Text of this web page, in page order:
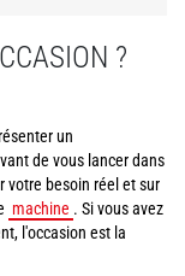
?
un
de vous lancer dans
votre besoin réel et sur
machine . Si vous avez
l'occasion est la